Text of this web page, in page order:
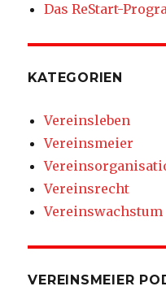
Das ReStart-
KATEGORIEN
Vereinsleben
Vereinsmeier
Vereinsrecht
Vereinswachstum
VEREINSMEIER